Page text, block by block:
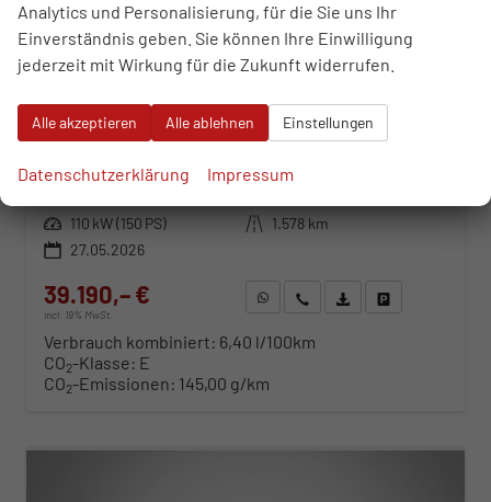
1.5 eTSI 7-Gang-DSG
sofort lieferbar Neuwagen
Fahrzeugnr. 117495 Getriebe Automatik
Leistung 110 kW (150 PS) Kilometerstand 1.578 km
27.05.2026
39.190,– €
incl. 19% MwSt.
WhatsApp anfragen
Wir rufen Sie anFahrzeugexposé (PDF)
Verbrauch kombiniert: 6,40 l/100km
CO2-Klasse: E
CO2-Emissionen: 145,00 g/km
Analytics und Personalisierung, für die Sie uns Ihr
Einverständnis geben. Sie können Ihre Einwilligung
jederzeit mit Wirkung für die Zukunft widerrufen.
Alle akzeptieren Alle ablehnen Einstellungen
Datenschutzerklärung Impressum